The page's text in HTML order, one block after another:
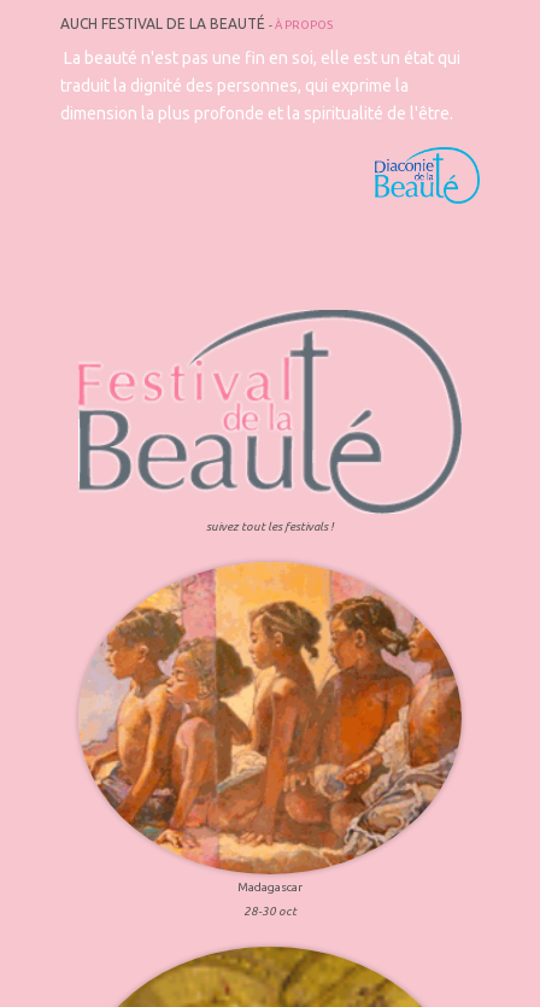
AUCH FESTIVAL DE LA BEAUTÉ -À PROPOS
La beauté n'est pas une fin en soi, elle est un état qui
traduit la dignité des personnes, qui exprime la
dimension la plus profonde et la spiritualité de l'être.
suivez tout les festivals !
Madagascar
28-30 oct